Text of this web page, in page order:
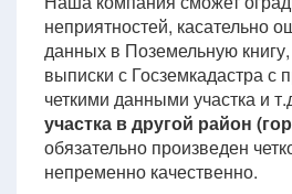
неприятностей, касательно
данных в Поземельную
выписки с Госземкадастра с
четкими данными участка и
участка в другой район
обязательно произведен
непременно качественно.